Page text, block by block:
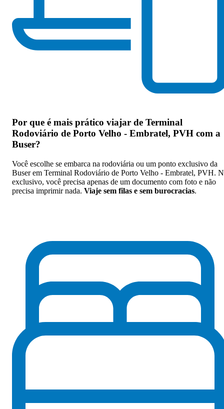
Por que é mais prático viajar de Terminal
Rodoviário de Porto Velho - Embratel, PVH com a
Buser?
Você escolhe se embarca na rodoviária ou um ponto exclusivo da
Buser em Terminal Rodoviário de Porto Velho - Embratel, PVH.
exclusivo, você precisa apenas de um documento com foto e não
precisa imprimir nada. Viaje sem filas e sem burocracias.